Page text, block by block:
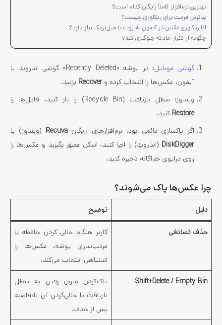
بهترین نرم‌افزار کاملاً رایگان کدام است؟
بدترین فرمت برای ریکاوری چیست؟
آیا ریکاوری عکس در آیفون به روت یا جیل‌بریک نیاز دارد؟
چگونه از تکرار حادثه جلوگیری کنم؟
گوشی موبایل
: در پوشه «Recently Deleted» گوشی اندروید یا
آیفون، عکس‌ها را انتخاب کرده وRecover بزنید.
ویندوز: سطل بازیافت (Recycle Bin) را باز کنید، فایل‌ها را
Restore کنید.
اگر پاکسازی دائمی بود، نرم‌افزارهای رایگانRecuva (ویندوز) یا
DiskDigger (اندروید) را اجرا کنید، اسکن عمیق بگیرید و عکس‌ها را
روی درایوی جداگانه ذخیره کنید.
چرا عکس‌ها پاک می‌شوند؟
دلیل توضیح
حذف تصادفی
کاربر هنگام خالی کردن حافظه یا
مرتب‌سازی پوشه، عکس‌ها را
اشتباهی انتخاب می‌کند.
Shift+Delete / Empty Bin
پاک‌کردن بدون رفتن به سطل
بازیافت یا خالی‌کردن آن بلافاصله
پس از حذف.